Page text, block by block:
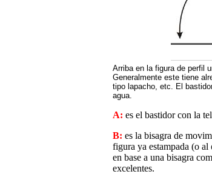
Arriba en la figura de perfil
Generalmente este tiene
tipo lapacho, etc. El
agua.
A: es el bastidor con la
B: es la bisagra de
figura ya estampada (o al
en base a una bisagra
excelentes.